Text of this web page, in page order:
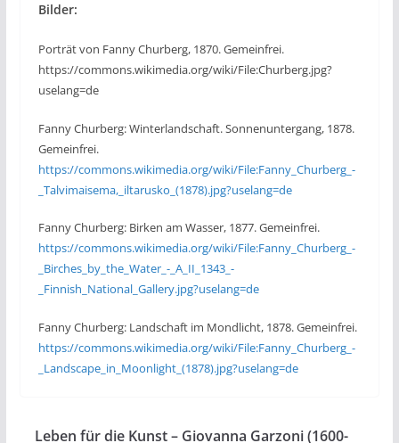
Bilder:
Porträt von Fanny Churberg, 1870. Gemeinfrei.
https://commons.wikimedia.org/wiki/File:Churberg.jpg?
uselang=de
Fanny Churberg: Winterlandschaft. Sonnenuntergang, 1878.
Gemeinfrei.
https://commons.wikimedia.org/wiki/File:Fanny_Churberg_-
_Talvimaisema,_iltarusko_(1878).jpg?uselang=de
Fanny Churberg: Birken am Wasser, 1877. Gemeinfrei.
https://commons.wikimedia.org/wiki/File:Fanny_Churberg_-
_Birches_by_the_Water_-_A_II_1343_-
_Finnish_National_Gallery.jpg?uselang=de
Fanny Churberg: Landschaft im Mondlicht, 1878. Gemeinfrei.
https://commons.wikimedia.org/wiki/File:Fanny_Churberg_-
_Landscape_in_Moonlight_(1878).jpg?uselang=de
Leben für die Kunst – Giovanna Garzoni (1600-